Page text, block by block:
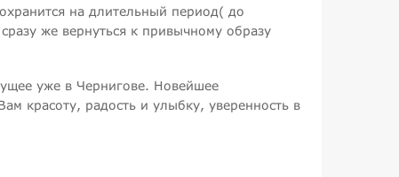
на длительный период( до
же вернуться к привычному образу
уже в Чернигове. Новейшее
красоту, радость и улыбку, уверенность в